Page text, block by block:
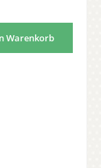
Warenkorb